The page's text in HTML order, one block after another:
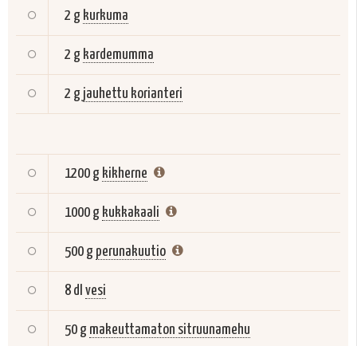
2 g kurkuma
2 g kardemumma
2 g jauhettu korianteri
1200 g kikherne
1000 g kukkakaali
500 g perunakuutio
8 dl vesi
50 g makeuttamaton sitruunamehu